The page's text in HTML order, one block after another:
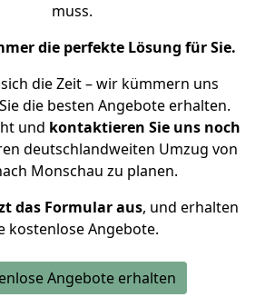
muss.
die perfekte Lösung für Sie.
die Zeit – wir kümmern uns
die besten Angebote erhalten.
und kontaktieren Sie uns noch
deutschlandweiten Umzug von
Monschau zu planen.
das Formular aus, und erhalten
kostenlose Angebote.
Angebote erhalten